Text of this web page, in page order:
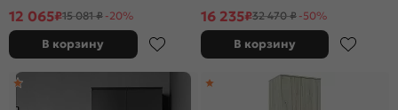
12 065₽15 081 ₽ -20%
В корзину
16 235₽32 470 ₽ -50%
В корзину